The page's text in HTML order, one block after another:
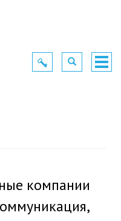
Toggle
navigation
Toggle
navigation
компании